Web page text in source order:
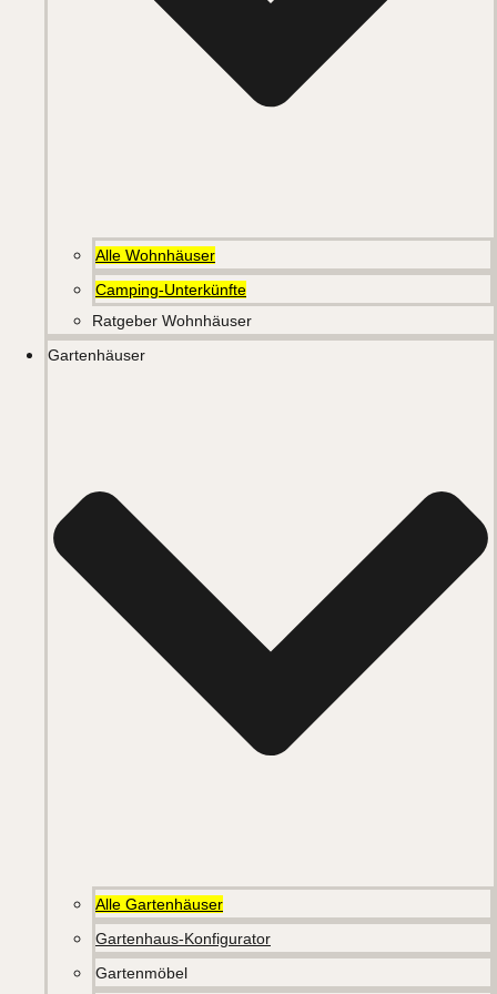
Alle Wohnhäuser
Camping-Unterkünfte
Ratgeber Wohnhäuser
Gartenhäuser
Alle Gartenhäuser
Gartenhaus-Konfigurator
Gartenmöbel